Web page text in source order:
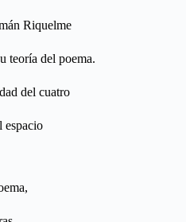
Riquelme
teoría del poema.
del cuatro
espacio